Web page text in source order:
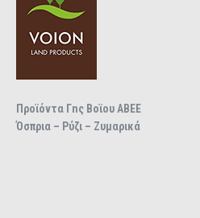
Προϊόντα Γnς Βοϊου ΑΒΕΕ
Όσπρια – Ρύζι – Ζυμαρικά